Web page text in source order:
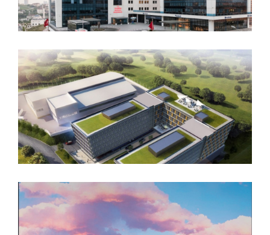
Astrum Towers